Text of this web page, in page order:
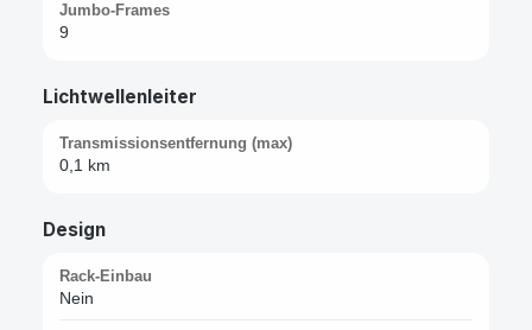
Jumbo-Frames
9
Lichtwellenleiter
Transmissionsentfernung (max)
0,1 km
Design
Rack-Einbau
Nein